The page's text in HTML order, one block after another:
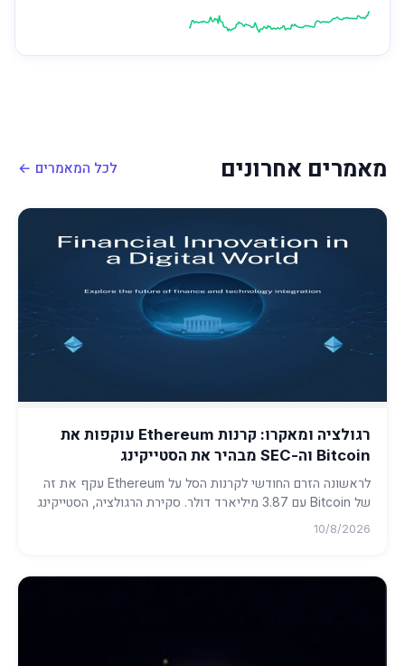
מאמרים אחרונים לכל המאמרים ←
רגולציה ומאקרו: קרנות Ethereum עוקפות את
Bitcoin וה-SEC מבהיר את הסטייקינג
לראשונה הזרם החודשי לקרנות הסל על Ethereum עקף את זה
של Bitcoin עם 3.87 מיליארד דולר. סקירת הרגולציה, הסטייקינג
המוסדי ו...
10/8/2026